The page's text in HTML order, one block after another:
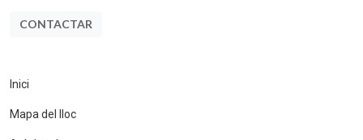
CONTACTAR
Inici
Mapa del lloc